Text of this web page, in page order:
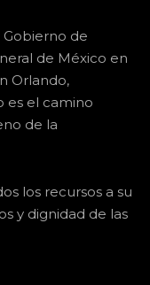
de
de México en
Orlando,
es el camino
de la
los recursos a su
y dignidad de las